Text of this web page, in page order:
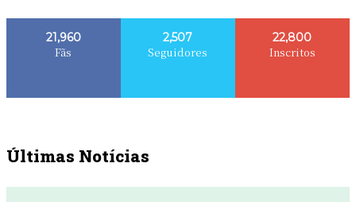
21,960
Fãs
2,507
Seguidores
22,800
Inscritos
Últimas Notícias